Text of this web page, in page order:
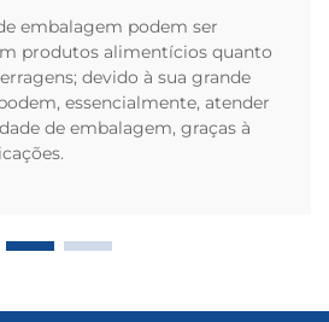
embalagem podem ser
produtos alimentícios quanto
devido à sua grande
essencialmente, atender
de embalagem, graças à